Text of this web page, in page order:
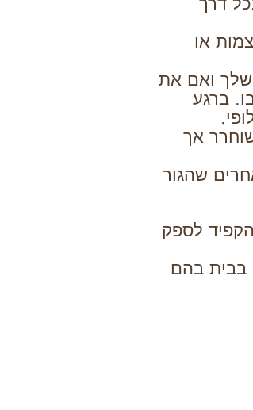
או
ואם את
ברגע
אך
שהגור
לספק
בבית בהם